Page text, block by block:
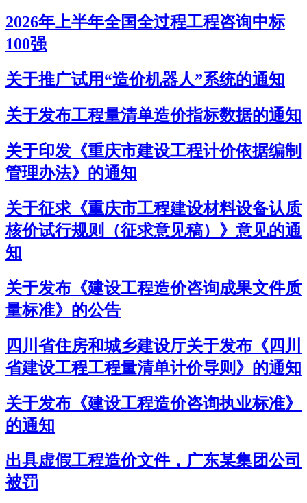
2026年上半年全国全过程工程咨询中标
100强
关于推广试用“造价机器人”系统的通知
关于发布工程量清单造价指标数据的通知
关于印发《重庆市建设工程计价依据编制
管理办法》的通知
关于征求《重庆市工程建设材料设备认质
核价试行规则（征求意见稿）》意见的通
知
关于发布《建设工程造价咨询成果文件质
量标准》的公告
四川省住房和城乡建设厅关于发布《四川
省建设工程工程量清单计价导则》的通知
关于发布《建设工程造价咨询执业标准》
的通知
出具虚假工程造价文件，广东某集团公司
被罚